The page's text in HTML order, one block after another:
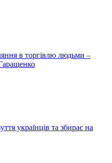
в торгівлю людьми –
українців та збирає на